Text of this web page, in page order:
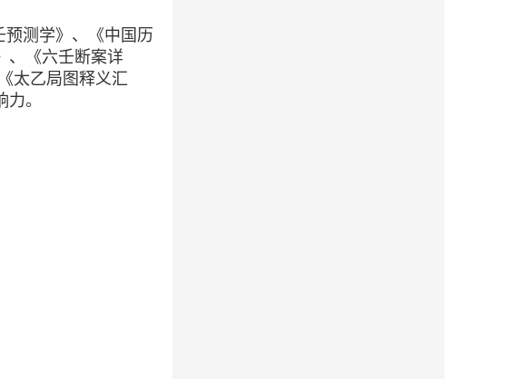
测学》、《中国历
、《六壬断案详
太乙局图释义汇
。